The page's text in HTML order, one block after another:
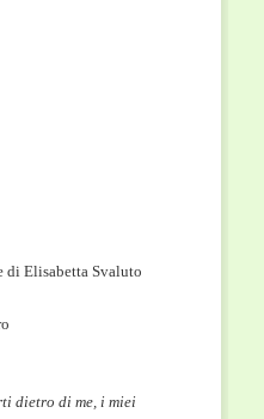
di Elisabetta Svaluto
dietro di me, i miei